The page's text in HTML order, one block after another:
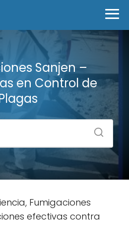
Sanjen –
en Control de
Fumigaciones
efectivas contra